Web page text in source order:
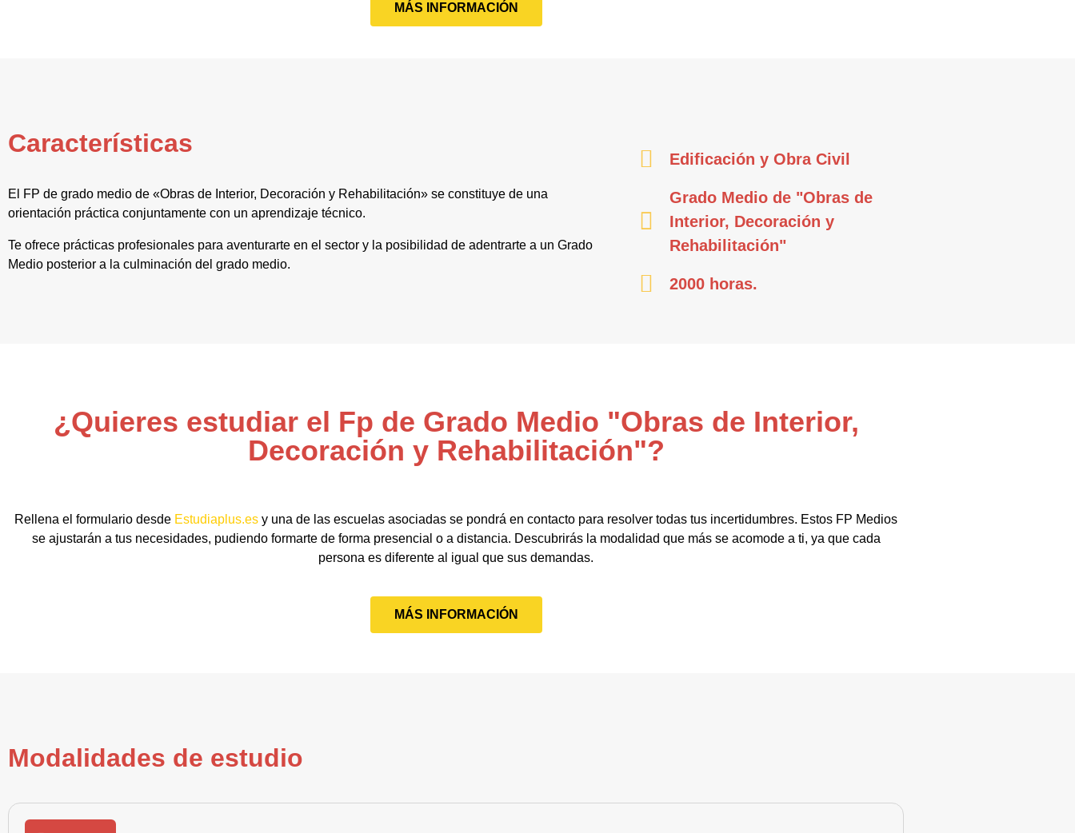
MÁS INFORMACIÓN
Características
El FP de grado medio de «Obras de Interior, Decoración y Rehabilitación» se constituye de una
orientación práctica conjuntamente con un aprendizaje técnico.
Te ofrece prácticas profesionales para aventurarte en el sector y la posibilidad de adentrarte a un Grado
Medio posterior a la culminación del grado medio.
Edificación y Obra Civil
Grado Medio de "Obras de
Interior, Decoración y
Rehabilitación"
2000 horas.
¿Quieres estudiar el Fp de Grado Medio "Obras de Interior,
Decoración y Rehabilitación"?
Rellena el formulario desde Estudiaplus.es y una de las escuelas asociadas se pondrá en contacto para resolver todas tus incertidumbres. Estos FP Medios
se ajustarán a tus necesidades, pudiendo formarte de forma presencial o a distancia. Descubrirás la modalidad que más se acomode a ti, ya que cada
persona es diferente al igual que sus demandas.
MÁS INFORMACIÓN
Modalidades de estudio